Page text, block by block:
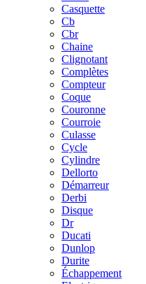
Casquette
Cb
Cbr
Chaine
Clignotant
Complètes
Compteur
Coque
Couronne
Courroie
Culasse
Cycle
Cylindre
Dellorto
Démarreur
Derbi
Disque
Dr
Ducati
Dunlop
Durite
Échappement